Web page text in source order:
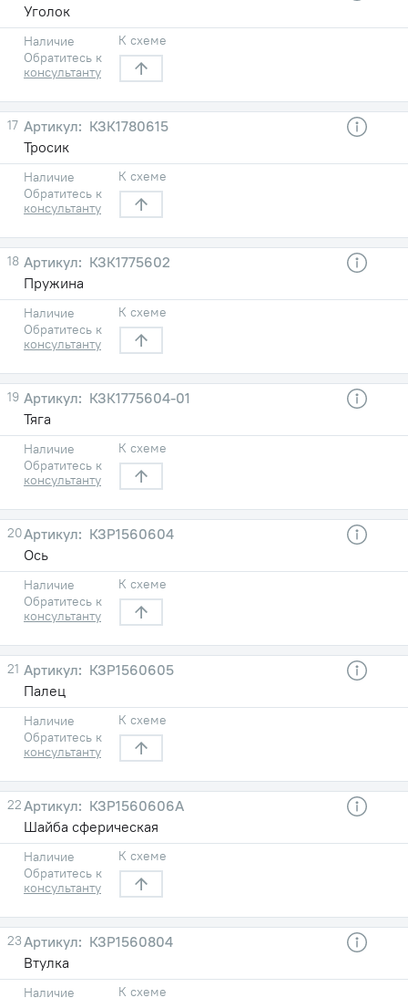
Уголок
Наличие
Обратитесь к
консультанту
К схеме
17
КЗК1780615
Тросик
Наличие
Обратитесь к
консультанту
К схеме
18
КЗК1775602
Пружина
Наличие
Обратитесь к
консультанту
К схеме
19
КЗК1775604-01
Тяга
Наличие
Обратитесь к
консультанту
К схеме
20
КЗР1560604
Ось
Наличие
Обратитесь к
консультанту
К схеме
21
КЗР1560605
Палец
Наличие
Обратитесь к
консультанту
К схеме
22
КЗР1560606А
Шайба сферическая
Наличие
Обратитесь к
консультанту
К схеме
23
КЗР1560804
Втулка
Наличие К схеме